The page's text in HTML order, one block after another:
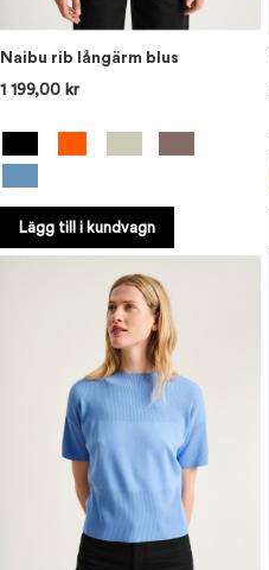
Naibu rib långärm blus
1 199,00 kr
Lägg till i kundvagn